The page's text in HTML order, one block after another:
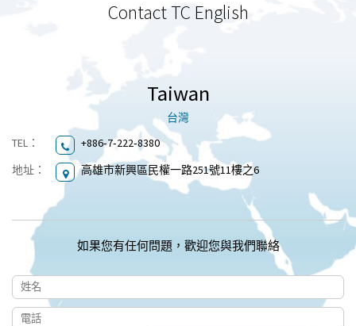
Contact TC English
Taiwan
台灣
TEL：
+886‐7‐222‐8380
地址：
高雄市新興區民權一路251號11樓之6
如果您有任何問題，歡迎您與我們聯絡